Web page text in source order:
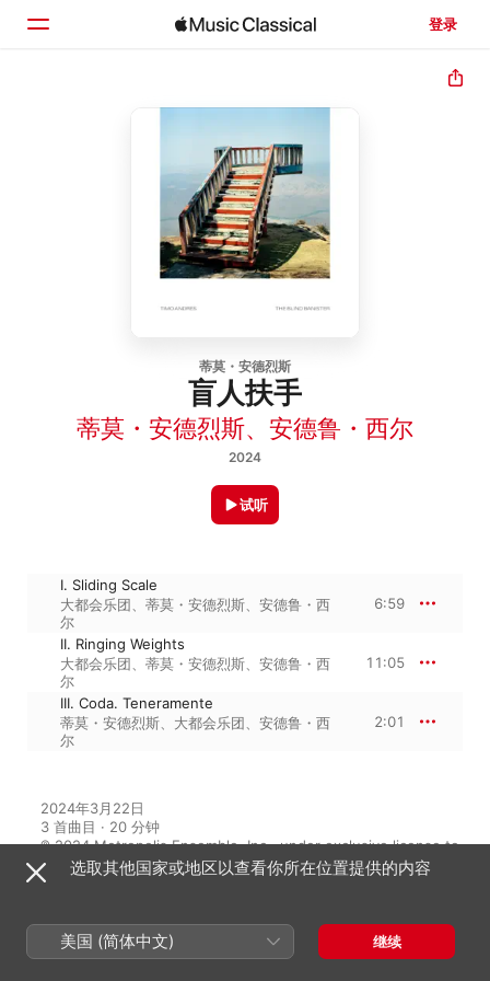
登录
蒂莫・安德烈斯
盲人扶手
蒂莫・安德烈斯、 安德鲁・西尔
2024
试听
I. Sliding Scale
大都会乐团
蒂莫・安德烈斯
安德鲁・西
尔
6:59
II. Ringing Weights
大都会乐团
蒂莫・安德烈斯
安德鲁・西
尔
11:05
III. Coda. Teneramente
蒂莫・安德烈斯
大都会乐团
安德鲁・西
尔
2:01
2024年3月22日
3 首曲目 · 20 分钟
℗ 2024 Metropolis Ensemble, Inc., under exclusive license to
Nonesuch Records Inc.
来自专辑
选取其他国家或地区以查看你所在位置提供的内容
美国 (简体中文) 继续